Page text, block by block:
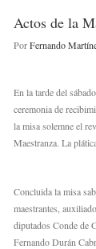
Actos de la
PorFernando
En la tarde del
ceremonia de
la misa solemne el
Maestranza. La
Concluida la misa
maestrantes,
diputados Conde de
Fernando Durán